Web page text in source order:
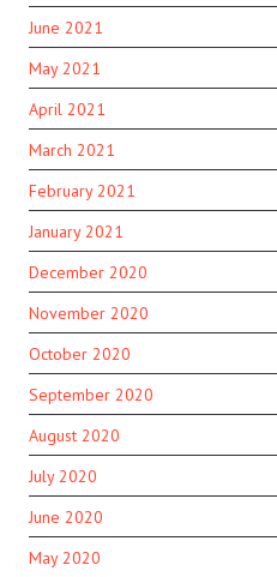
June 2021
May 2021
April 2021
March 2021
February 2021
January 2021
December 2020
November 2020
October 2020
September 2020
August 2020
July 2020
June 2020
May 2020